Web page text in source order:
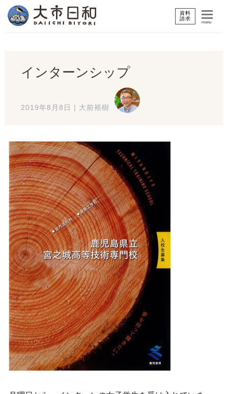
資料
請求
menu
インターンシップ
2019年8月8日 大前裕樹